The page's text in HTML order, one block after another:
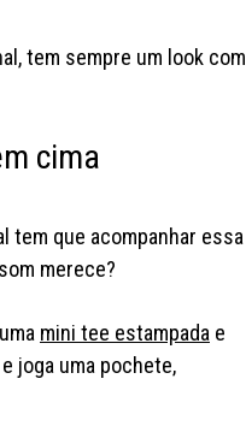
tem sempre um look com
cima
tem que acompanhar essa
merece?
mini tee estampada e
joga uma pochete,